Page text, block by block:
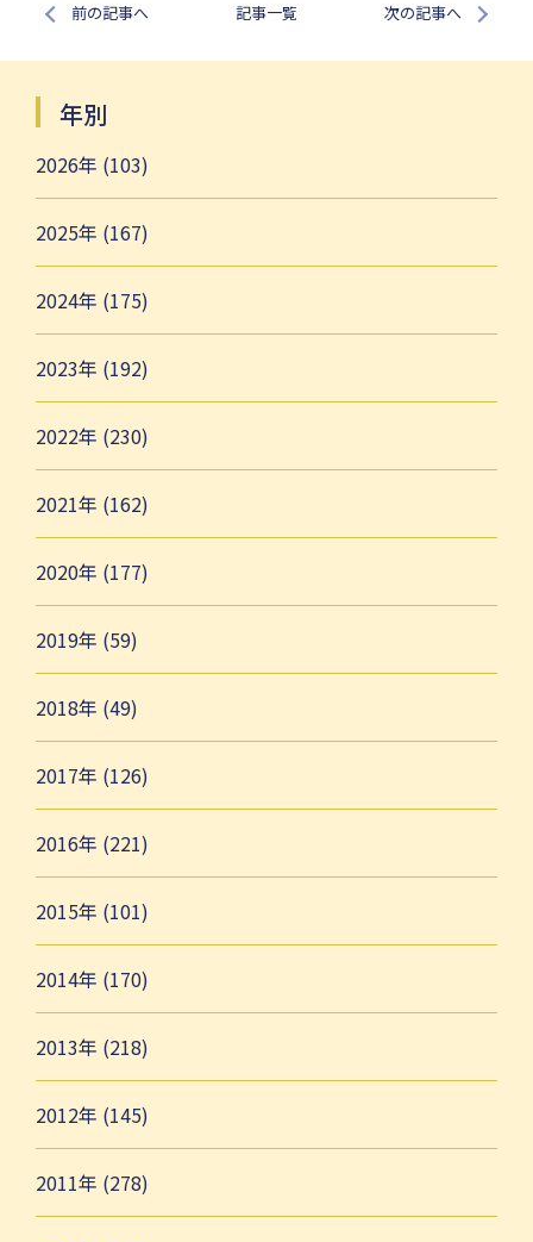
前の記事へ 記事一覧 次の記事へ
年別
2026年 (103)
2025年 (167)
2024年 (175)
2023年 (192)
2022年 (230)
2021年 (162)
2020年 (177)
2019年 (59)
2018年 (49)
2017年 (126)
2016年 (221)
2015年 (101)
2014年 (170)
2013年 (218)
2012年 (145)
2011年 (278)